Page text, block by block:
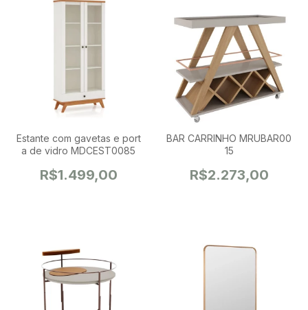
Estante com gavetas e port
a de vidro MDCEST0085
R$1.499,00
BAR CARRINHO MRUBAR00
15
R$2.273,00